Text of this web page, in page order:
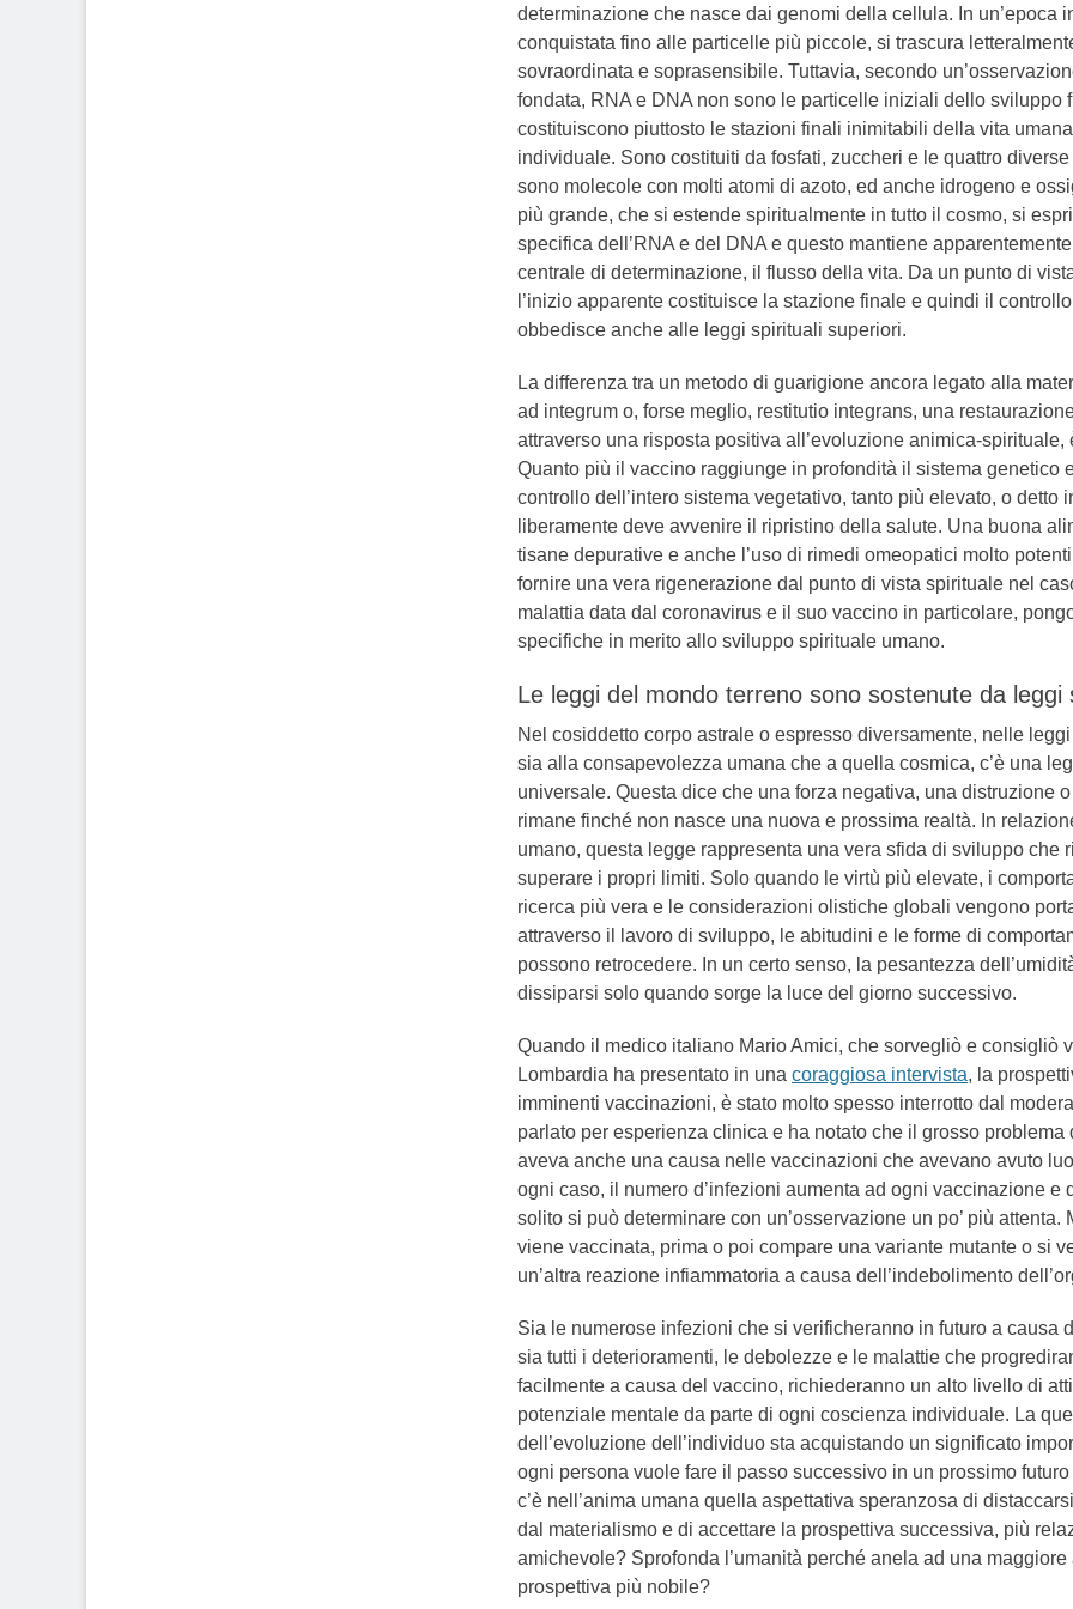
determinazione che nasce dai genomi della cellula. In un’epoca
conquistata fino alle particelle più piccole, si trascura
sovraordinata e soprasensibile. Tuttavia, secondo
fondata, RNA e DNA non sono le particelle iniziali dello sviluppo
costituiscono piuttosto le stazioni finali inimitabili della vita
individuale. Sono costituiti da fosfati, zuccheri e le quattro
sono molecole con molti atomi di azoto, ed anche idrogeno e
più grande, che si estende spiritualmente in tutto il cosmo, si
specifica dell’RNA e del DNA e questo mantiene
centrale di determinazione, il flusso della vita. Da un punto di
l’inizio apparente costituisce la stazione finale e quindi il
obbedisce anche alle leggi spirituali superiori.
La differenza tra un metodo di guarigione ancora legato alla
ad integrum o, forse meglio, restitutio integrans, una
attraverso una risposta positiva all’evoluzione animica-spirituale,
Quanto più il vaccino raggiunge in profondità il sistema genetico
controllo dell’intero sistema vegetativo, tanto più elevato, o detto
liberamente deve avvenire il ripristino della salute. Una buona
tisane depurative e anche l’uso di rimedi omeopatici molto
fornire una vera rigenerazione dal punto di vista spirituale nel
malattia data dal coronavirus e il suo vaccino in particolare,
specifiche in merito allo sviluppo spirituale umano.
Le leggi del mondo terreno sono sostenute da leggi
Nel cosiddetto corpo astrale o espresso diversamente, nelle
sia alla consapevolezza umana che a quella cosmica, c’è una
universale. Questa dice che una forza negativa, una distruzione
rimane finché non nasce una nuova e prossima realtà. In
umano, questa legge rappresenta una vera sfida di sviluppo che
superare i propri limiti. Solo quando le virtù più elevate, i
ricerca più vera e le considerazioni olistiche globali vengono
attraverso il lavoro di sviluppo, le abitudini e le forme di
possono retrocedere. In un certo senso, la pesantezza
dissiparsi solo quando sorge la luce del giorno successivo.
Quando il medico italiano Mario Amici, che sorvegliò e consigliò
Lombardia ha presentato in una coraggiosa intervista, la
imminenti vaccinazioni, è stato molto spesso interrotto dal
parlato per esperienza clinica e ha notato che il grosso problema
aveva anche una causa nelle vaccinazioni che avevano avuto
ogni caso, il numero d’infezioni aumenta ad ogni vaccinazione e
solito si può determinare con un’osservazione un po’ più attenta.
viene vaccinata, prima o poi compare una variante mutante o si
un’altra reazione infiammatoria a causa dell’indebolimento
Sia le numerose infezioni che si verificheranno in futuro a causa
sia tutti i deterioramenti, le debolezze e le malattie che
facilmente a causa del vaccino, richiederanno un alto livello di
potenziale mentale da parte di ogni coscienza individuale. La
dell’evoluzione dell’individuo sta acquistando un significato
ogni persona vuole fare il passo successivo in un prossimo
c’è nell’anima umana quella aspettativa speranzosa di
dal materialismo e di accettare la prospettiva successiva, più
amichevole? Sprofonda l’umanità perché anela ad una
prospettiva più nobile?